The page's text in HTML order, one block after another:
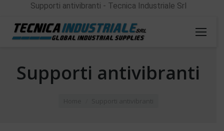
Supporti antivibranti - Tecnica Industriale Srl
Supporti antivibranti